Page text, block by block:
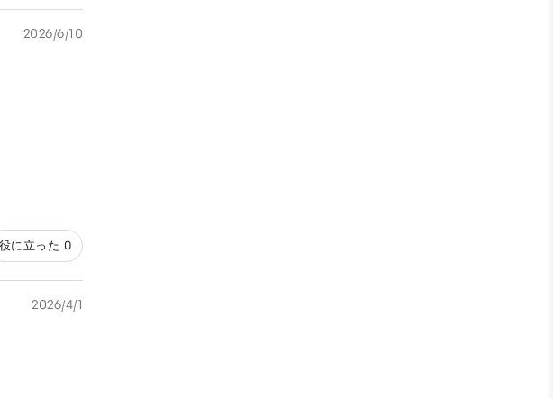
2026/6/10
役に立った 0
2026/4/1